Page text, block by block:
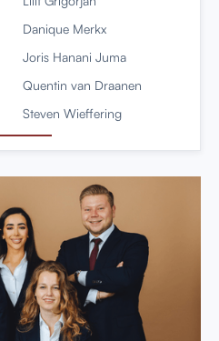
Danique Merkx
Joris Hanani Juma
Quentin van Draanen
Steven Wieffering